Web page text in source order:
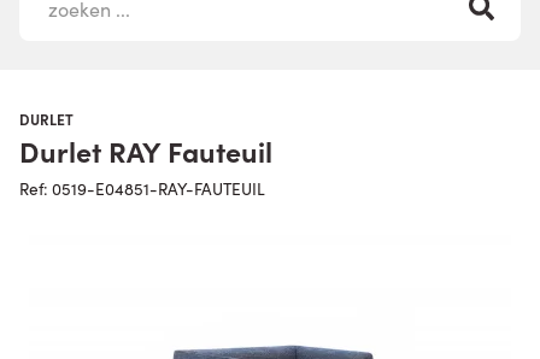
DURLET
Durlet RAY Fauteuil
Ref: 0519-E04851-RAY-FAUTEUIL